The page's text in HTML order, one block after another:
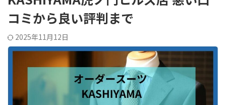
コミから良い評判まで
2025年11月12日